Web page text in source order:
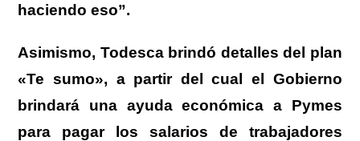
haciendo eso”.
Asimismo, Todesca brindó detalles del plan
«Te sumo», a partir del cual el Gobierno
brindará una ayuda económica a Pymes
para pagar los salarios de trabajadores